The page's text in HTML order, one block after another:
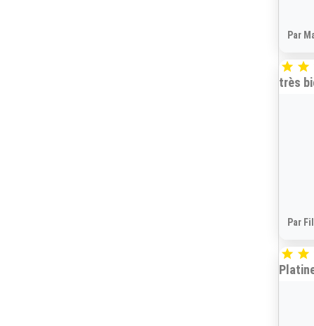
Par
 
très
Par
 